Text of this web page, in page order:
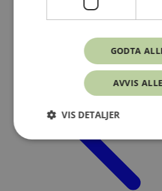
GODTA
AVVIS ALLE
VIS DETALJER